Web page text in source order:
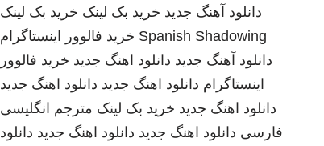
دانلود آهنگ جدید خرید بک لینک خرید بک لینک
Spanish Shadowing خرید فالوور اینستاگرام
دانلود آهنگ جدید دانلود اهنگ جدید خرید فالوور
اینستاگرام دانلود اهنگ جدید دانلود اهنگ جدید
دانلود اهنگ جدید خرید بک لینک مترجم انگلیسی
فارسی دانلود اهنگ جدید دانلود اهنگ جدید دانلود